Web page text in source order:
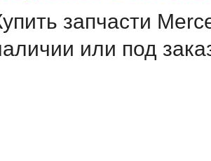
запчасти
или под